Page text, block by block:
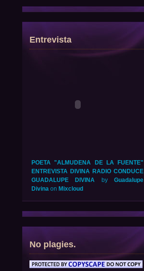
Entrevista
POETA "ALMUDENA DE LA FUENTE"
ENTREVISTA DIVINA RADIO CONDUCE
GUADALUPE DIVINA byGuadalupe
Divina on Mixcloud
No plagies.